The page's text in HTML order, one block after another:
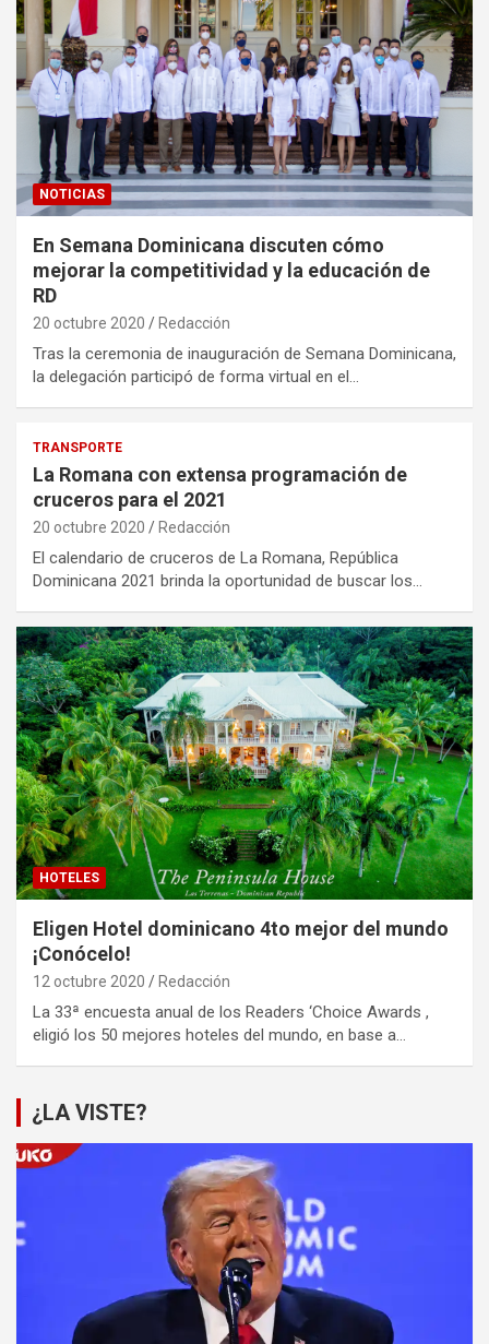
NOTICIAS
En Semana Dominicana discuten cómo
mejorar la competitividad y la educación de
RD
20 octubre 2020 Redacción
Tras la ceremonia de inauguración de Semana Dominicana,
la delegación participó de forma virtual en el…
TRANSPORTE
La Romana con extensa programación de
cruceros para el 2021
20 octubre 2020 Redacción
El calendario de cruceros de La Romana, República
Dominicana 2021 brinda la oportunidad de buscar los…
HOTELES
Eligen Hotel dominicano 4to mejor del mundo
¡Conócelo!
12 octubre 2020 Redacción
La 33ª encuesta anual de los Readers ‘Choice Awards ,
eligió los 50 mejores hoteles del mundo, en base a…
¿LA VISTE?